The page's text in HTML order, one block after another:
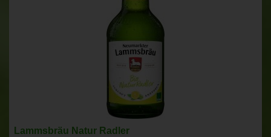
Lammsbräu Natur Radler